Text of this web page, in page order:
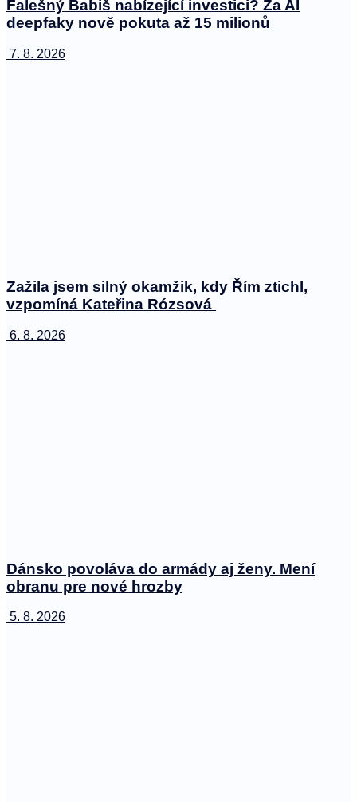
Falešný Babiš nabízející investici? Za AI
deepfaky nově pokuta až 15 milionů
7. 8. 2026
Zažila jsem silný okamžik, kdy Řím ztichl,
vzpomíná Kateřina Rózsová
6. 8. 2026
Dánsko povoláva do armády aj ženy. Mení
obranu pre nové hrozby
5. 8. 2026